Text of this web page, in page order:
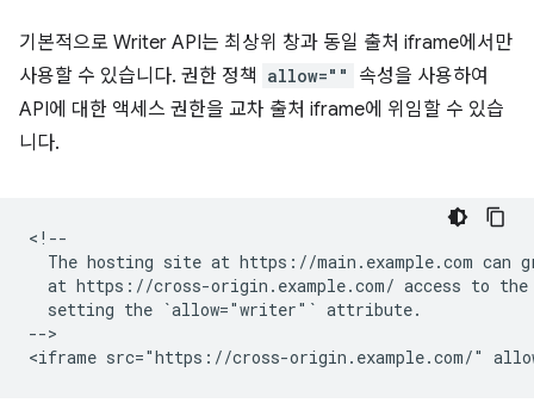
기본적으로 Writer API는 최상위 창과 동일 출처 iframe에서만
사용할 수 있습니다. 권한 정책 allow=""
속성을 사용하여
API에 대한 액세스 권한을 교차 출처 iframe에 위임할 수 있습
니다.
<!--
The hosting site at https://main.example.com can
at https://cross-origin.example.com/ access to
  setting the `allow="writer"` attribute.
-->